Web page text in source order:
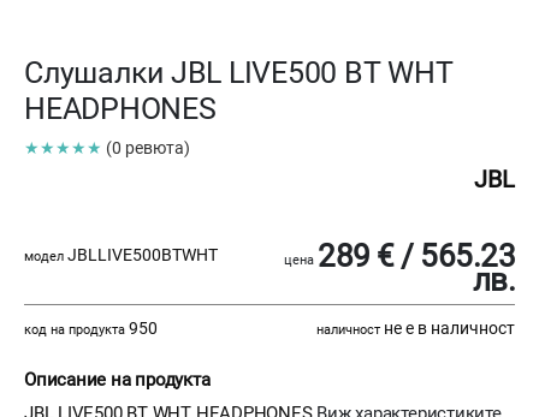
Слушалки JBL LIVE500 BT WHT
HEADPHONES
★★★★★ (0 ревюта)
JBL
модел JBLLIVE500BTWHT цена 289 € / 565.23
лв.
код на продукта 950 наличност не е в наличност
Описание на продукта